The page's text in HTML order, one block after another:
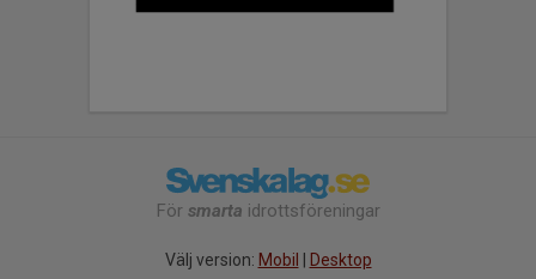
För smarta idrottsföreningar
Välj version: Mobil Desktop